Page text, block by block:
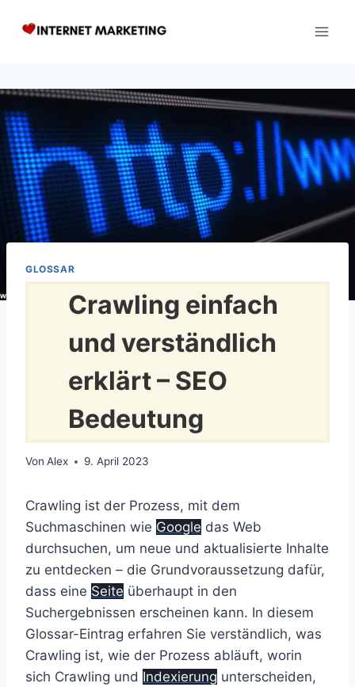
Inhalt
GLOSSAR
Crawling einfach
und verständlich
erklärt – SEO
Bedeutung
Von Alex 9. April 2023
Crawling ist der Prozess, mit dem
Suchmaschinen wie Google das Web
durchsuchen, um neue und aktualisierte Inhalte
zu entdecken – die Grundvoraussetzung dafür,
dass eine Seite überhaupt in den
Suchergebnissen erscheinen kann. In diesem
Glossar-Eintrag erfahren Sie verständlich, was
Crawling ist, wie der Prozess abläuft, worin
sich Crawling und Indexierung unterscheiden,